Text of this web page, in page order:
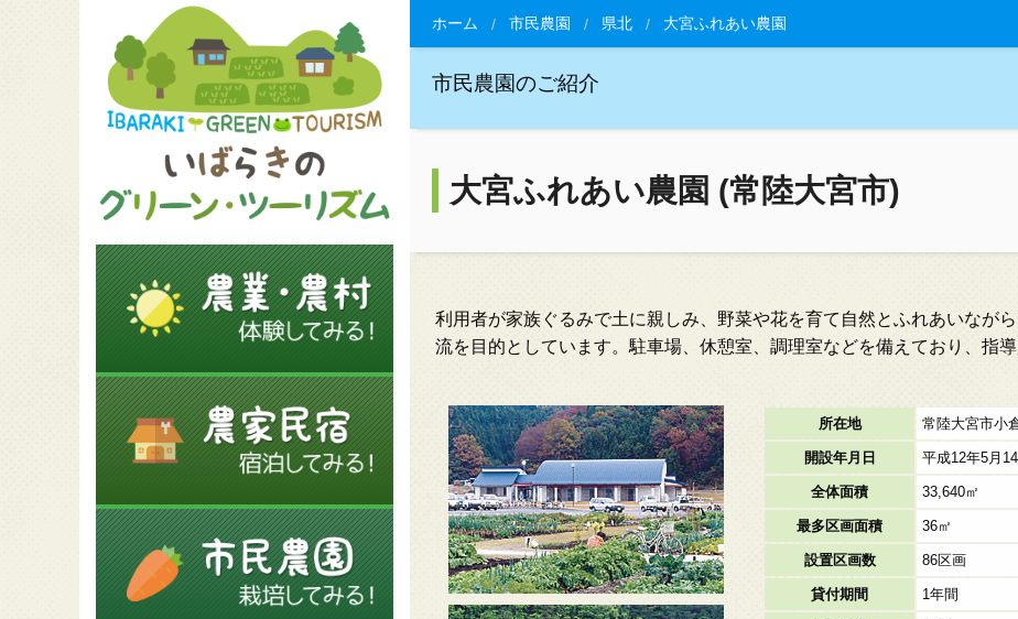
ホーム 市民農園 県北 大宮ふれあい農園
市民農園のご紹介
大宮ふれあい農園 (常陸大宮市)
利用者が家族ぐるみで土に親しみ、野菜や花を育て自然とふれあいなが
流を目的としています。駐車場、休憩室、調理室などを備えており、指導
所在地 常陸大宮市小
開設年月日 平成12年5月14
全体面積 33,640㎡
最多区画面積 36㎡
設置区画数 86区画
貸付期間 1年間